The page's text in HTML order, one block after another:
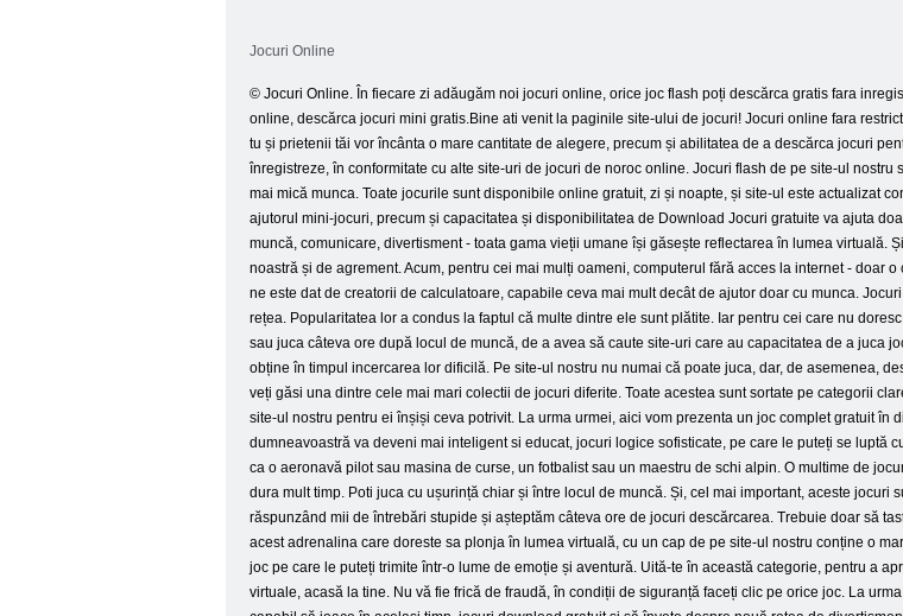
Jocuri Online
© Jocuri Online. În fiecare zi adăugăm noi jocuri online, orice joc flash poți descărca gratis fara
online, descărca jocuri mini gratis.Bine ati venit la paginile site-ului de jocuri! Jocuri online fara
tu și prietenii tăi vor încânta o mare cantitate de alegere, precum și abilitatea de a descărca jocuri
înregistreze, în conformitate cu alte site-uri de jocuri de noroc online. Jocuri flash de pe site-ul
mai mică munca. Toate jocurile sunt disponibile online gratuit, zi și noapte, și site-ul este actualizat
ajutorul mini-jocuri, precum și capacitatea și disponibilitatea de Download Jocuri gratuite va ajuta
muncă, comunicare, divertisment - toata gama vieții umane își găsește reflectarea în lumea
noastră și de agrement. Acum, pentru cei mai mulți oameni, computerul fără acces la internet -
ne este dat de creatorii de calculatoare, capabile ceva mai mult decât de ajutor doar cu munca.
rețea. Popularitatea lor a condus la faptul că multe dintre ele sunt plătite. Iar pentru cei care nu
sau juca câteva ore după locul de muncă, de a avea să caute site-uri care au capacitatea de a juca
obține în timpul incercarea lor dificilă. Pe site-ul nostru nu numai că poate juca, dar, de asemenea,
veți găsi una dintre cele mai mari colectii de jocuri diferite. Toate acestea sunt sortate pe categorii
site-ul nostru pentru ei înșiși ceva potrivit. La urma urmei, aici vom prezenta un joc complet gratuit
dumneavoastră va deveni mai inteligent si educat, jocuri logice sofisticate, pe care le puteți se
ca o aeronavă pilot sau masina de curse, un fotbalist sau un maestru de schi alpin. O multime de
dura mult timp. Poti juca cu ușurință chiar și între locul de muncă. Și, cel mai important, aceste
răspunzând mii de întrebări stupide și așteptăm câteva ore de jocuri descărcarea. Trebuie doar să
acest adrenalina care doreste sa plonja în lumea virtuală, cu un cap de pe site-ul nostru conține o
joc pe care le puteți trimite într-o lume de emoție și aventură. Uită-te în această categorie, pentru a
virtuale, acasă la tine. Nu vă fie frică de fraudă, în condiții de siguranță faceți clic pe orice joc. La